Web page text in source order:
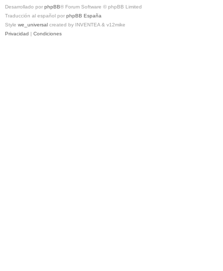
Desarrollado por phpBB® Forum Software © phpBB Limited
Traducción al español por phpBB España
Style we_universal created by INVENTEA & v12mike
Privacidad | Condiciones